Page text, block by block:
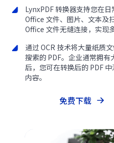
LynxPDF 转换器支持您在
Office 文件、图片、文本及
Office 文件无缝连接，实现
通过 OCR 技术将大量纸质
搜索的 PDF。企业通常拥有
后，您可在转换后的 PDF
内容。
免费下载